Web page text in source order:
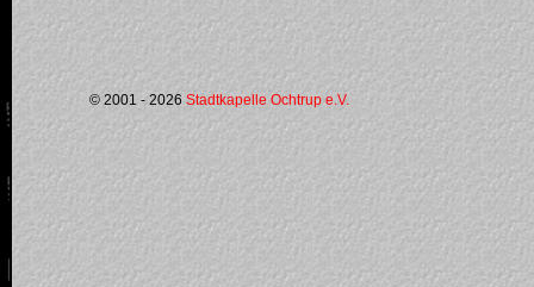
© 2001 - 2026 Stadtkapelle Ochtrup e.V.